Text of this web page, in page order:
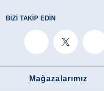
BIZI TAKIP EDIN
Mağazalarımız